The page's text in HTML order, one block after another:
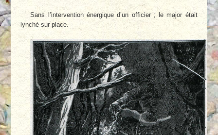
Sans l’intervention énergique d’un officier ; le major était
lynché sur place.